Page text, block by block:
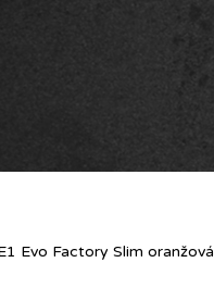
Evo Factory Slim oranžová